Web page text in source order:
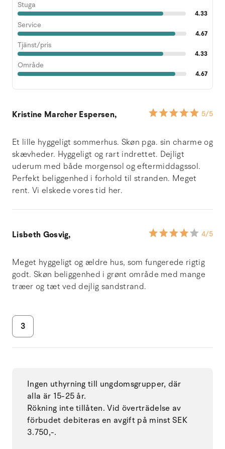
Stuga
4.33
Service
4.67
Tjänst/pris
4.33
Område
4.67
Kristine Marcher Espersen, 5/5
Et lille hyggeligt sommerhus. Skøn pga. sin charme og
skævheder. Hyggeligt og rart indrettet. Dejligt
uderum med både morgensol og eftermiddagssol.
Perfekt beliggenhed i forhold til stranden. Meget
rent. Vi elskede vores tid her.
Lisbeth Gosvig, 4/5
Meget hyggeligt og ældre hus, som fungerede rigtig
godt. Skøn beliggenhed i grønt område med mange
træer og tæt ved dejlig sandstrand.
3
Ingen uthyrning till ungdomsgrupper, där
alla är 15-25 år.
Rökning inte tillåten. Vid överträdelse av
förbudet debiteras en avgift på minst SEK
3.750,-.